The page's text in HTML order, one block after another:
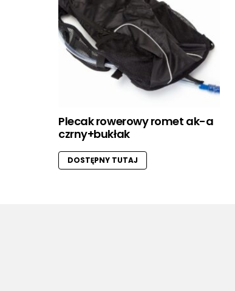
Plecak rowerowy romet ak-a
czrny+bukłak
DOSTĘPNY TUTAJ